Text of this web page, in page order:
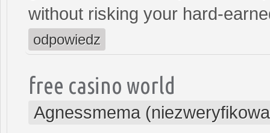
without risking your hard-
odpowiedz
free casino world
Agnessmema